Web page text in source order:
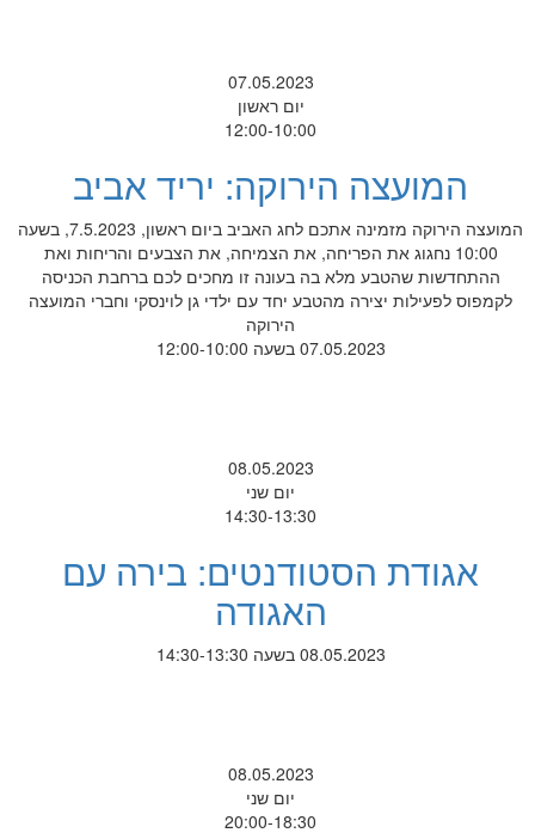
07.05.2023
יום ראשון
12:00-10:00
המועצה הירוקה: יריד אביב
המועצה הירוקה מזמינה אתכם לחג האביב ביום ראשון, 7.5.2023, בשעה
10:00 נחגוג את הפריחה, את הצמיחה, את הצבעים והריחות ואת
ההתחדשות שהטבע מלא בה בעונה זו מחכים לכם ברחבת הכניסה
לקמפוס לפעילות יצירה מהטבע יחד עם ילדי גן לוינסקי וחברי המועצה
הירוקה
07.05.2023 בשעה 12:00-10:00
08.05.2023
יום שני
14:30-13:30
אגודת הסטודנטים: בירה עם
האגודה
08.05.2023 בשעה 14:30-13:30
08.05.2023
יום שני
20:00-18:30